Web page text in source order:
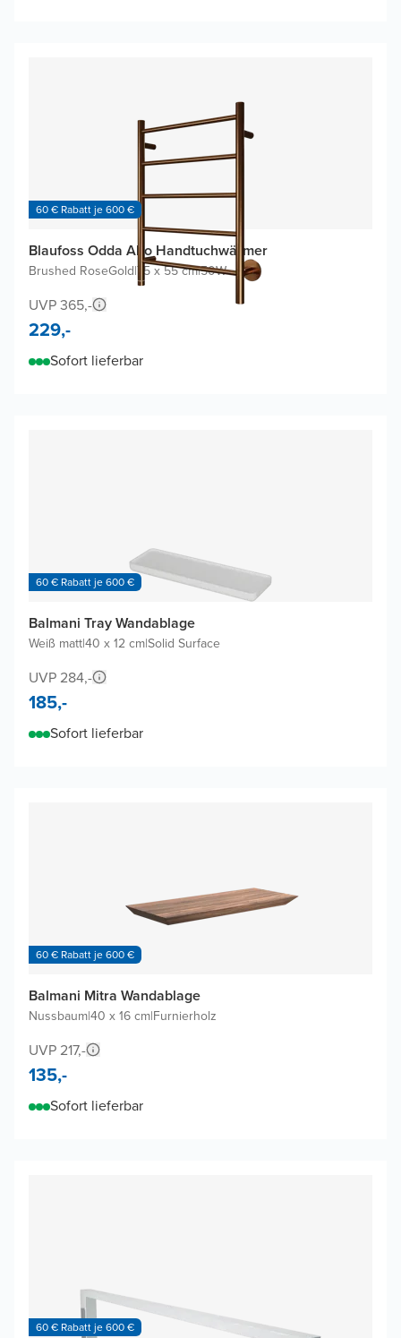
60 € Rabatt je 600 €
Blaufoss Odda Alto Handtuchwärmer
Brushed RoseGold|75 x 55 cm|50W
UVP 365,-
229,-
Sofort lieferbar
60 € Rabatt je 600 €
Balmani Tray Wandablage
Weiß matt|40 x 12 cm|Solid Surface
UVP 284,-
185,-
Sofort lieferbar
60 € Rabatt je 600 €
Balmani Mitra Wandablage
Nussbaum|40 x 16 cm|Furnierholz
UVP 217,-
135,-
Sofort lieferbar
60 € Rabatt je 600 €